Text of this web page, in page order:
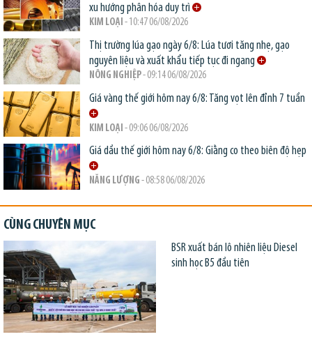
xu hướng phân hóa duy trì
KIM LOẠI - 10:47 06/08/2026
Thị trường lúa gạo ngày 6/8: Lúa tươi tăng nhẹ, gạo
nguyên liệu và xuất khẩu tiếp tục đi ngang
NÔNG NGHIỆP- 09:14 06/08/2026
Giá vàng thế giới hôm nay 6/8: Tăng vọt lên đỉnh 7 tuần
KIM LOẠI - 09:06 06/08/2026
Giá dầu thế giới hôm nay 6/8: Giằng co theo biên độ hẹp
NĂNG LƯỢNG - 08:58 06/08/2026
CÙNG CHUYÊN MỤC
BSR xuất bán lô nhiên liệu Diesel
sinh học B5 đầu tiên